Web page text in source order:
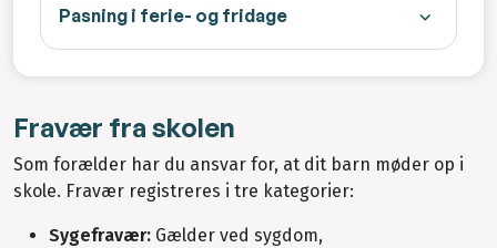
Pasning i ferie- og fridage
Fravær fra skolen
Som forælder har du ansvar for, at dit barn møder op i
skole. Fravær registreres i tre kategorier:
Sygefravær: Gælder ved sygdom,